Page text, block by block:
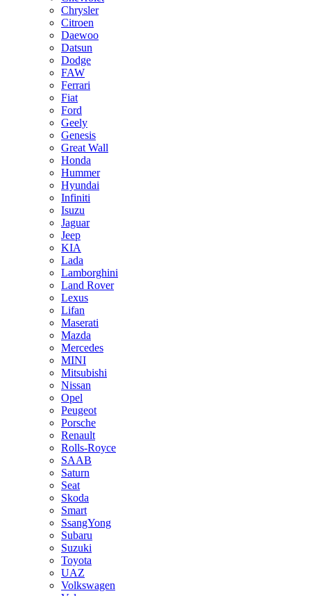
Chrysler
Citroen
Daewoo
Datsun
Dodge
FAW
Ferrari
Fiat
Ford
Geely
Genesis
Great Wall
Honda
Hummer
Hyundai
Infiniti
Isuzu
Jaguar
Jeep
KIA
Lada
Lamborghini
Land Rover
Lexus
Lifan
Maserati
Mazda
Mercedes
MINI
Mitsubishi
Nissan
Opel
Peugeot
Porsche
Renault
Rolls-Royce
SAAB
Saturn
Seat
Skoda
Smart
SsangYong
Subaru
Suzuki
Toyota
UAZ
Volkswagen